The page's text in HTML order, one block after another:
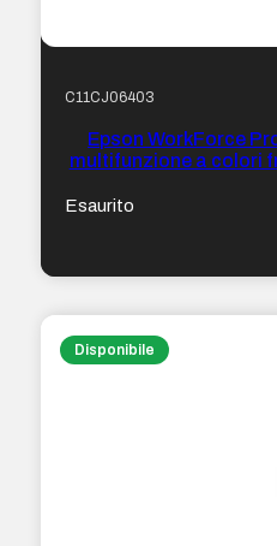
C11CJ06403
Epson WorkForce
multifunzione a colori
Esaurito
Disponibile